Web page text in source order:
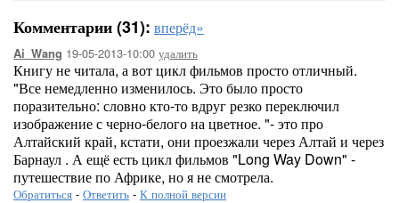
Комментарии (31): вперёд»
Ai_Wang 19-05-2013-10:00 удалить
Книгу не читала, а вот цикл фильмов просто отличный.
"Все немедленно изменилось. Это было просто
поразительно: словно кто-то вдруг резко переключил
изображение с черно-белого на цветное. "- это про
Алтайский край, кстати, они проезжали через Алтай и через
Барнаул . А ещё есть цикл фильмов "Long Way Down" -
путешествие по Африке, но я не смотрела.
Обратиться - Ответить - К полной версии